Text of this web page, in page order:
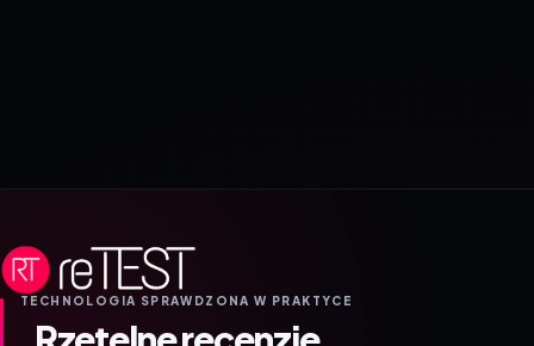
TECHNOLOGIA SPRAWDZONA W PRAKTYCE